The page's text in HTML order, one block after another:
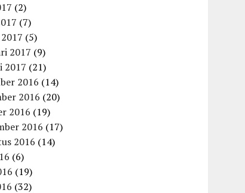
(2)
(7)
(5)
2017 (9)
2017 (21)
2016 (14)
2016 (20)
2016 (19)
2016 (17)
2016 (14)
(6)
(19)
(32)